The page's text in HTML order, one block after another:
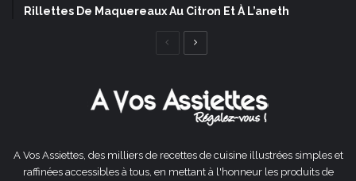
Rillettes De Maquereaux Au Citron Et À L’aneth
Page
A Vos Assiettes, des milliers de recettes de cuisine illustrées simples et
raffinées accessibles à tous, en mettant à l'honneur les produits de